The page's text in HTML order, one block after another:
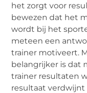
het zorgt voor
bewezen dat het
wordt bij het
meteen een
trainer motiveert.
belangrijker is dat
trainer resultaten
resultaat